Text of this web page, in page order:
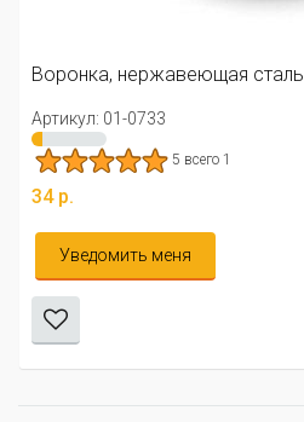
Воронка, нержавеющая сталь
Артикул: 01-0733
5 всего 1
34 р.
Уведомить меня